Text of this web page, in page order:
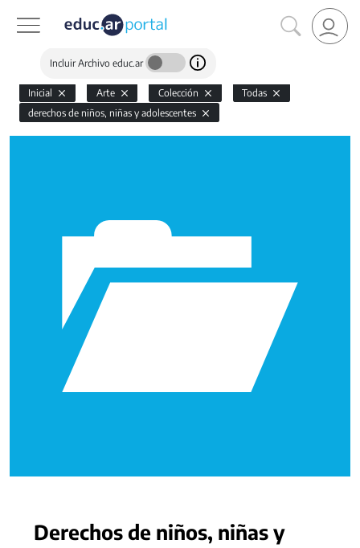
Incluir Archivo educ.ar
Inicial Arte Colección
Todas
derechos de niños, niñas y adolescentes
Derechos de niños, niñas y